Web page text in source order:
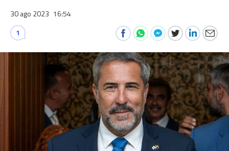
30 ago 2023 16:54
1